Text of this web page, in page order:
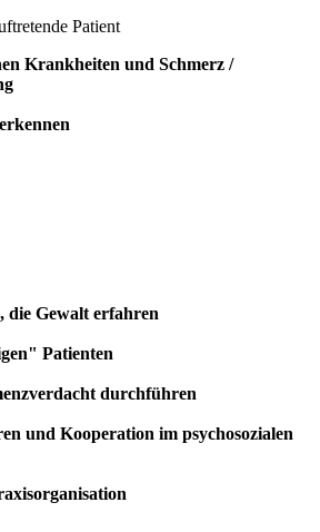
Patient
Krankheiten und Schmerz /
die Gewalt erfahren
Patienten
durchführen
und Kooperation im psychosozialen